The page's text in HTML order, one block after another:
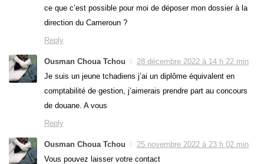
ce que c’est possible pour moi de déposer mon dossier à la
direction du Cameroun ?
Reply
Ousman Choua Tchou
28 décembre 2022 à 14 h 22 min
Je suis un jeune tchadiens j’ai un diplôme équivalent en
comptabilité de gestion, j’aimerais prendre part au concours
de douane. A vous
Reply
Ousman Choua Tchou
25 novembre 2022 à 23 h 02 min
Vous pouvez laisser votre contact